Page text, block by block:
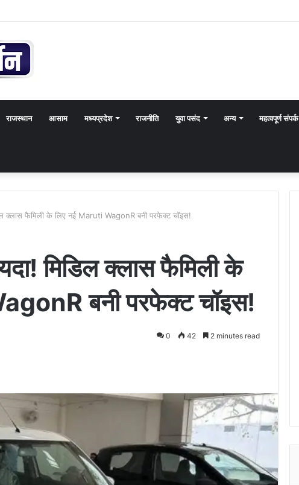
राजस्थान आसाम मध्यप्रदेश राजनीति युवा पसंद अन्य महत्वपूर्ण संपर्क
क्लास फैमिली के लिए नई Maruti WagonR बनी परफेक्ट चॉइस!
मिडिल क्लास फैमिली के
बनी परफेक्ट चॉइस!
0 42 2 minutes read